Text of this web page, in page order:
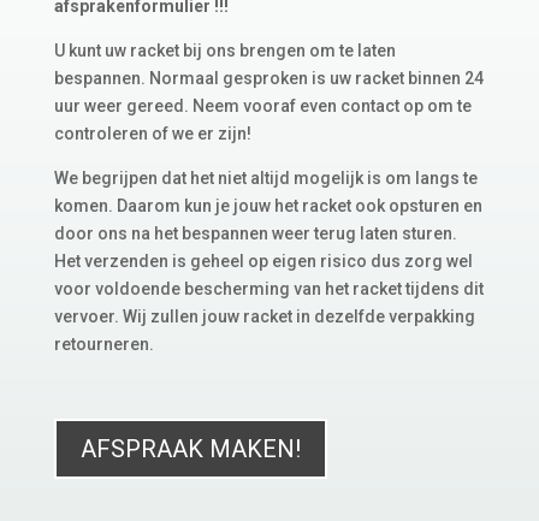
afsprakenformulier !!!
U kunt uw racket bij ons brengen om te laten
bespannen. Normaal gesproken is uw racket binnen 24
uur weer gereed. Neem vooraf even contact op om te
controleren of we er zijn!
We begrijpen dat het niet altijd mogelijk is om langs te
komen. Daarom kun je jouw het racket ook opsturen en
door ons na het bespannen weer terug laten sturen.
Het verzenden is geheel op eigen risico dus zorg wel
voor voldoende bescherming van het racket tijdens dit
vervoer. Wij zullen jouw racket in dezelfde verpakking
retourneren.
AFSPRAAK MAKEN!